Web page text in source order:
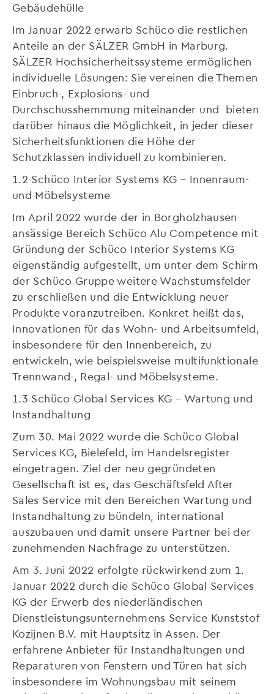
Gebäudehülle
Im Januar 2022 erwarb Schüco die restlichen
Anteile an der SÄLZER GmbH in Marburg.
SÄLZER Hochsicherheitssysteme ermöglichen
individuelle Lösungen: Sie vereinen die Themen
Einbruch-, Explosions- und
Durchschusshemmung miteinander und bieten
darüber hinaus die Möglichkeit, in jeder dieser
Sicherheitsfunktionen die Höhe der
Schutzklassen individuell zu kombinieren.
1.2 Schüco Interior Systems KG – Innenraum-
und Möbelsysteme
Im April 2022 wurde der in Borgholzhausen
ansässige Bereich Schüco Alu Competence mit
Gründung der Schüco Interior Systems KG
eigenständig aufgestellt, um unter dem Schirm
der Schüco Gruppe weitere Wachstumsfelder
zu erschließen und die Entwicklung neuer
Produkte voranzutreiben. Konkret heißt das,
Innovationen für das Wohn- und Arbeitsumfeld,
insbesondere für den Innenbereich, zu
entwickeln, wie beispielsweise multifunktionale
Trennwand-, Regal- und Möbelsysteme.
1.3 Schüco Global Services KG – Wartung und
Instandhaltung
Zum 30. Mai 2022 wurde die Schüco Global
Services KG, Bielefeld, im Handelsregister
eingetragen. Ziel der neu gegründeten
Gesellschaft ist es, das Geschäftsfeld After
Sales Service mit den Bereichen Wartung und
Instandhaltung zu bündeln, international
auszubauen und damit unsere Partner bei der
zunehmenden Nachfrage zu unterstützen.
Am 3. Juni 2022 erfolgte rückwirkend zum 1.
Januar 2022 durch die Schüco Global Services
KG der Erwerb des niederländischen
Dienstleistungsunternehmens Service Kunststof
Kozijnen B.V. mit Hauptsitz in Assen. Der
erfahrene Anbieter für Instandhaltungen und
Reparaturen von Fenstern und Türen hat sich
insbesondere im Wohnungsbau mit seinem